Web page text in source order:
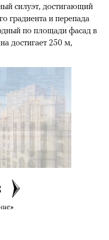
силуэт, достигающий
градиента и перепада
по площади фасад в
достигает 250 м,